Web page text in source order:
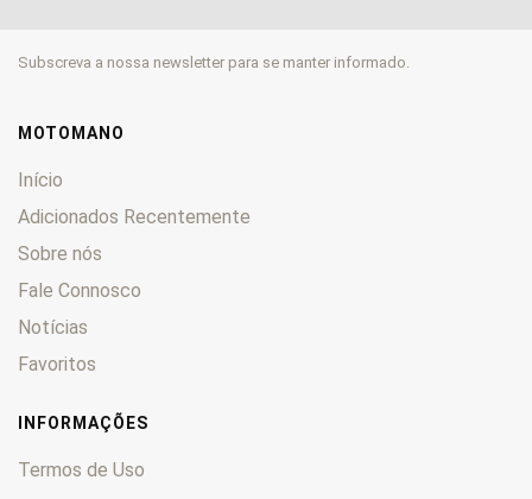
Estrella 0
GPZ 0
GTR
H 0
KDX
KE 0
KEF
KFX
KL 0
KLF 0
Subscreva a nossa newsletter para se manter informado.
MOTOMANO
Início
Adicionados Recentemente
Sobre nós
Fale Connosco
Notícias
Favoritos
INFORMAÇÕES
Termos de Uso